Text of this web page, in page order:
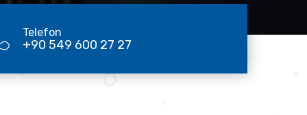
Telefon
+90 549 600 27 27